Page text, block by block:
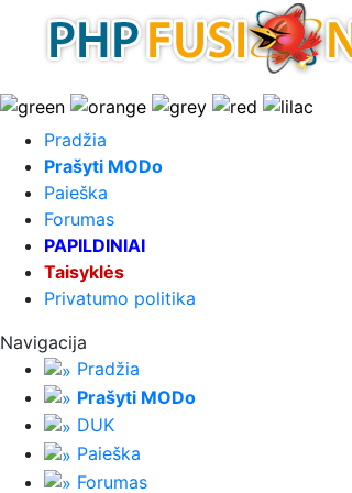
Pradžia
Prašyti MODo
Paieška
Forumas
PAPILDINIAI
Taisyklės
Privatumo politika
Navigacija
Pradžia
Prašyti MODo
DUK
Paieška
Forumas